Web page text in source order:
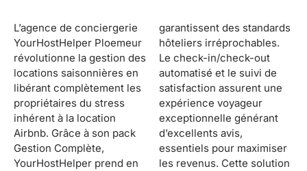
L’agence de conciergerie
YourHostHelper Ploemeur
révolutionne la gestion des
locations saisonnières en
libérant complètement les
propriétaires du stress
inhérent à la location
Airbnb. Grâce à son pack
Gestion Complète,
YourHostHelper prend en
garantissent des standards
hôteliers irréprochables.
Le check-in/check-out
automatisé et le suivi de
satisfaction assurent une
expérience voyageur
exceptionnelle générant
d’excellents avis,
essentiels pour maximiser
les revenus. Cette solution